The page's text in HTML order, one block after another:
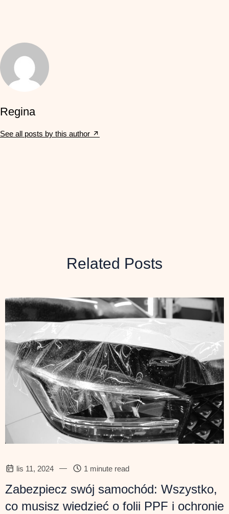
Regina
See all posts by this author
Related Posts
lis 11, 2024 — 1 minute read
Zabezpiecz swój samochód: Wszystko,
co musisz wiedzieć o folii PPF i ochronie